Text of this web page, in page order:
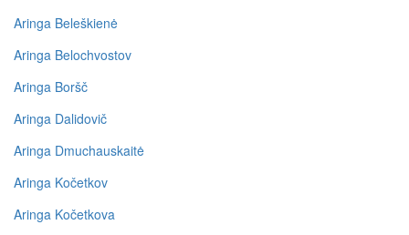
Aringa Beleškienė
Aringa Belochvostov
Aringa Boršč
Aringa Dalidovič
Aringa Dmuchauskaitė
Aringa Kočetkov
Aringa Kočetkova